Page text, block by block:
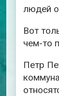
людей
Вот
чем-то
Петр